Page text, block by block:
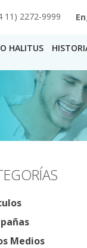
11) 2272-9999
HALITUS
Medios